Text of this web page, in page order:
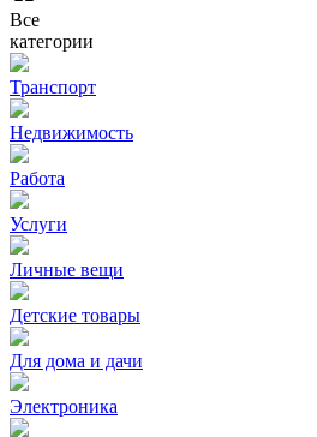
Все
категории
Транспорт
Недвижимость
Работа
Услуги
Личные вещи
Детские товары
Для дома и дачи
Электроника